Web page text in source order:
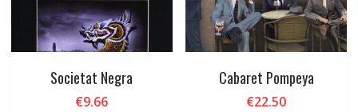
Societat Negra
€9.66
Cabaret Pompeya
€22.50